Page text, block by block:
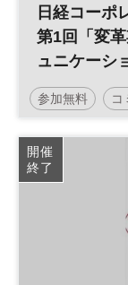
日経コーポ
第1回「変
ュニケーシ
参加無料 コ
開催
終了